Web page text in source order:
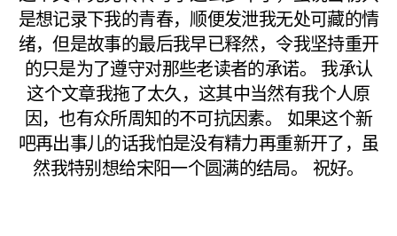
是想记录下我的青春，顺便发泄我无处可藏的情
绪，但是故事的最后我早已释然，令我坚持重开
的只是为了遵守对那些老读者的承诺。 我承认
这个文章我拖了太久，这其中当然有我个人原
因，也有众所周知的不可抗因素。 如果这个新
吧再出事儿的话我怕是没有精力再重新开了，虽
然我特别想给宋阳一个圆满的结局。 祝好。